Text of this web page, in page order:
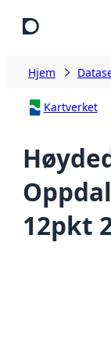
Hjem
Kartverket
Oppdal
12pkt